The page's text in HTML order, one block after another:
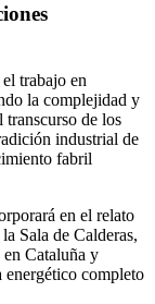
trabajo en
la complejidad y
transcurso de los
industrial de
fabril
en el relato
Sala de Calderas,
Cataluña y
energético completo